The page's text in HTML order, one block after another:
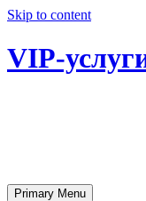
Skip to content
VIP-
Primary Menu